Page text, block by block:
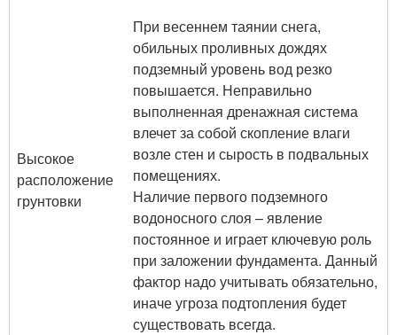
Высокое
расположение
грунтовки
При весеннем таянии снега,
обильных проливных дождях
подземный уровень вод резко
повышается. Неправильно
выполненная дренажная система
влечет за собой скопление влаги
возле стен и сырость в подвальных
помещениях.
Наличие первого подземного
водоносного слоя – явление
постоянное и играет ключевую роль
при заложении фундамента. Данный
фактор надо учитывать обязательно,
иначе угроза подтопления будет
существовать всегда.